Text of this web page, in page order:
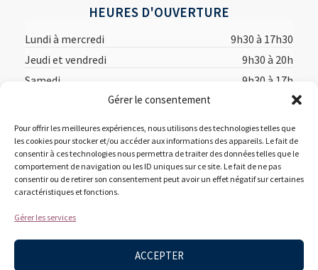
Gérer le consentement
Pour offrir les meilleures expériences, nous utilisons des technologies telles que
les cookies pour stocker et/ou accéder aux informations des appareils. Le fait de
consentir à ces technologies nous permettra de traiter des données telles que le
comportement de navigation ou les ID uniques sur ce site. Le fait de ne pas
consentir ou de retirer son consentement peut avoir un effet négatif sur certaines
caractéristiques et fonctions.
Gérer les services
ACCEPTER
HEURES D'OUVERTURE
Lundi à mercredi
9h30 à 17h30
Jeudi et vendredi
9h30 à 20h
Samedi
9h30 à 17h
12h à 17h
Accueil